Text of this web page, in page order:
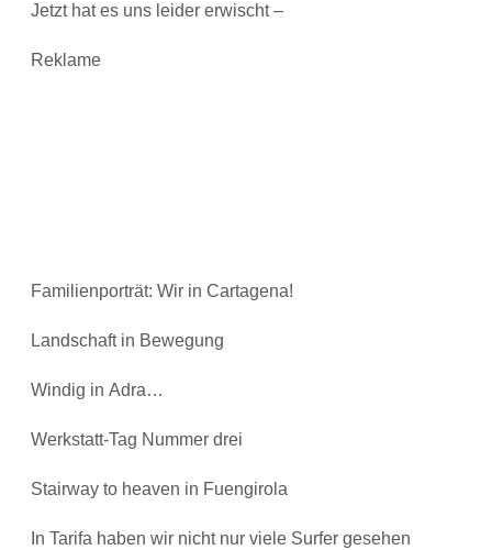
Jetzt hat es uns leider erwischt –
Reklame
Familienporträt: Wir in Cartagena!
Landschaft in Bewegung
Windig in Adra…
Werkstatt-Tag Nummer drei
Stairway to heaven in Fuengirola
In Tarifa haben wir nicht nur viele Surfer gesehen